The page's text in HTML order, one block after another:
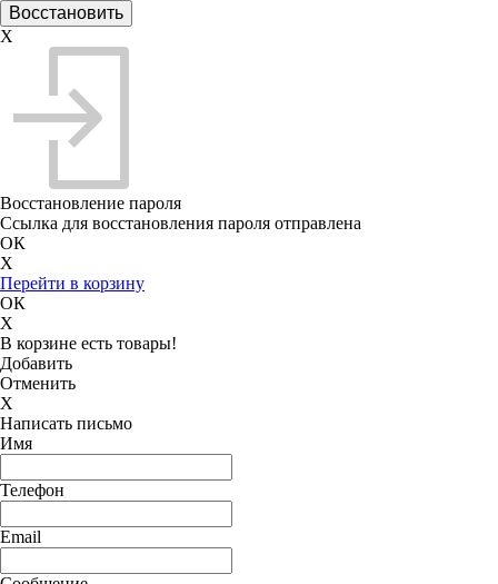
X
Восстановление пароля
Ссылка для восстановления пароля отправлена
ОК
X
Перейти в корзину
ОК
X
В корзине есть товары!
Добавить
Отменить
X
Написать письмо
Имя
Телефон
Email